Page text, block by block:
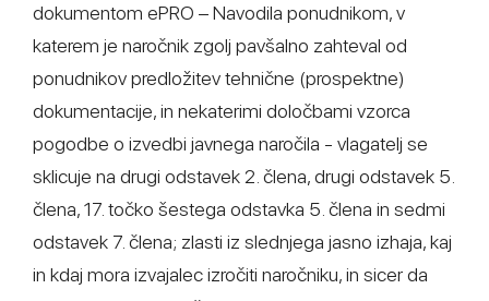
dokumentom ePRO – Navodila ponudnikom, v
katerem je naročnik zgolj pavšalno zahteval od
ponudnikov predložitev tehnične (prospektne)
dokumentacije, in nekaterimi določbami vzorca
pogodbe o izvedbi javnega naročila - vlagatelj se
sklicuje na drugi odstavek 2. člena, drugi odstavek 5.
člena, 17. točko šestega odstavka 5. člena in sedmi
odstavek 7. člena; zlasti iz slednjega jasno izhaja, kaj
in kdaj mora izvajalec izročiti naročniku, in sicer da